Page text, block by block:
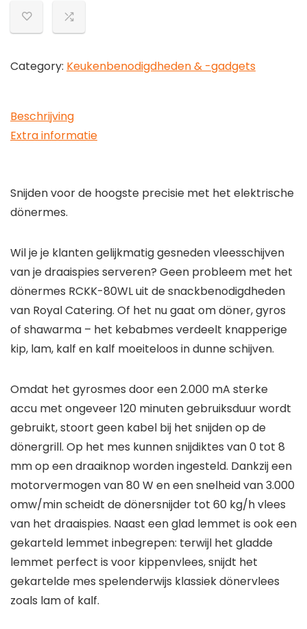
Elektrische
Draadloos
met
van
10
Mes
voor
Snijden
van…
hoeveelheid
Category: Keukenbenodigdheden & -gadgets
Beschrijving
Extra informatie
Snijden voor de hoogste precisie met het elektrische
dönermes.
Wil je je klanten gelijkmatig gesneden vleesschijven
van je draaispies serveren? Geen probleem met het
dönermes RCKK-80WL uit de snackbenodigdheden
van Royal Catering. Of het nu gaat om döner, gyros
of shawarma – het kebabmes verdeelt knapperige
kip, lam, kalf en kalf moeiteloos in dunne schijven.
Omdat het gyrosmes door een 2.000 mA sterke
accu met ongeveer 120 minuten gebruiksduur wordt
gebruikt, stoort geen kabel bij het snijden op de
dönergrill. Op het mes kunnen snijdiktes van 0 tot 8
mm op een draaiknop worden ingesteld. Dankzij een
motorvermogen van 80 W en een snelheid van 3.000
omw/min scheidt de dönersnijder tot 60 kg/h vlees
van het draaispies. Naast een glad lemmet is ook een
gekarteld lemmet inbegrepen: terwijl het gladde
lemmet perfect is voor kippenvlees, snijdt het
gekartelde mes spelenderwijs klassiek dönervlees
zoals lam of kalf.